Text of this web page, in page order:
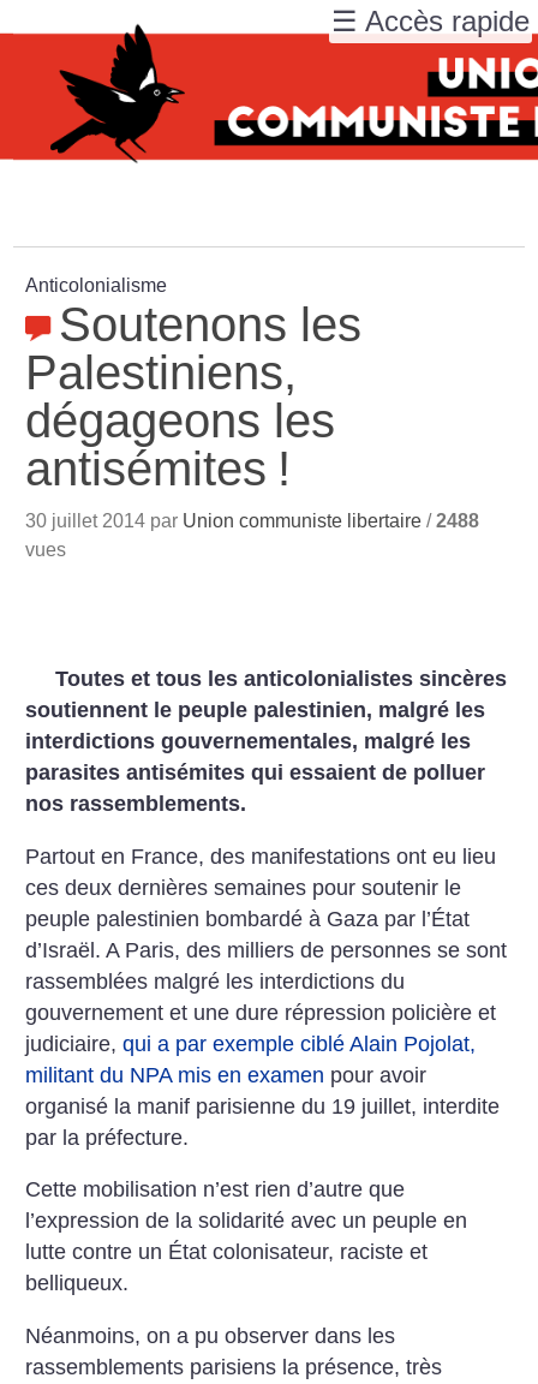
Anticolonialisme
Soutenons les
Palestiniens,
dégageons les
antisémites !
30 juillet 2014 par Union communiste libertaire /2488
vues
Toutes et tous les anticolonialistes sincères
soutiennent le peuple palestinien, malgré les
interdictions gouvernementales, malgré les
parasites antisémites qui essaient de polluer
nos rassemblements.
Partout en France, des manifestations ont eu lieu
ces deux dernières semaines pour soutenir le
peuple palestinien bombardé à Gaza par l’État
d’Israël. A Paris, des milliers de personnes se sont
rassemblées malgré les interdictions du
gouvernement et une dure répression policière et
judiciaire,qui a par exemple ciblé Alain Pojolat,
militant du NPA mis en examen pour avoir
organisé la manif parisienne du 19 juillet, interdite
par la préfecture.
Cette mobilisation n’est rien d’autre que
l’expression de la solidarité avec un peuple en
lutte contre un État colonisateur, raciste et
belliqueux.
Néanmoins, on a pu observer dans les
rassemblements parisiens la présence, très
☰ Accès rapide